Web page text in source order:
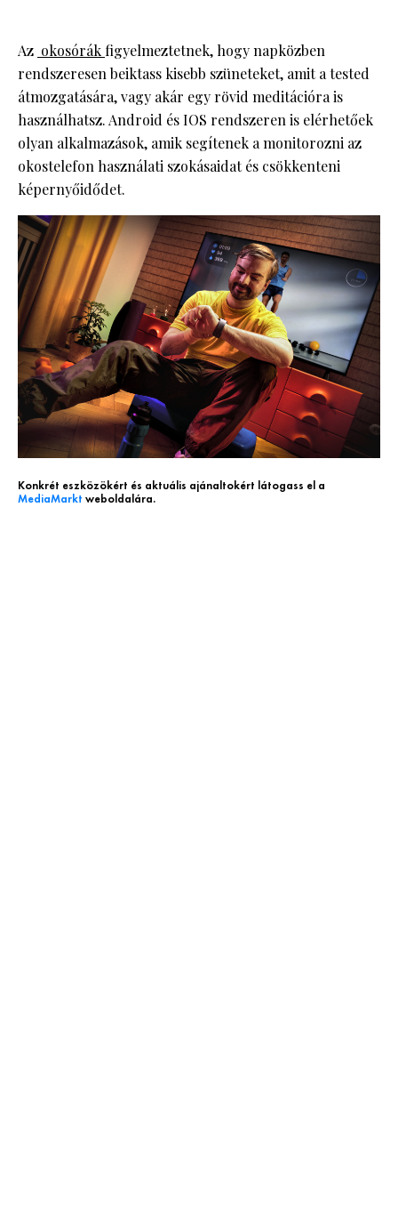
Az okosórákfigyelmeztetnek, hogy napközben
rendszeresen beiktass kisebb szüneteket, amit a tested
átmozgatására, vagy akár egy rövid meditációra is
használhatsz. Android és IOS rendszeren is elérhetőek
olyan alkalmazások, amik segítenek a monitorozni az
okostelefon használati szokásaidat és csökkenteni
képernyőidődet.
Konkrét eszközökért és aktuális ajánaltokért látogass el a
MediaMarkt weboldalára.